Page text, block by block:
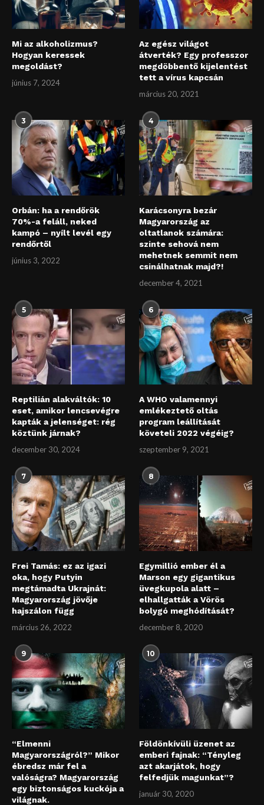
Mi az alkoholizmus?
Hogyan keressek
megoldást?
június 7, 2024
Az egész világot
átverték? Egy professzor
megdöbbentő kijelentést
tett a vírus kapcsán
március 20, 2021
3
Orbán: ha a rendőrök
70%-a feláll, neked
kampó – nyílt levél egy
rendőrtől
június 3, 2022
4
Karácsonyra bezár
Magyarország az
oltatlanok számára:
szinte sehová nem
mehetnek semmit nem
csinálhatnak majd?!
december 4, 2021
5
Reptilián alakváltók: 10
eset, amikor lencsevégre
kapták a jelenséget: rég
köztünk járnak?
december 30, 2024
6
A WHO valamennyi
emlékeztető oltás
program leállítását
követeli 2022 végéig?
szeptember 9, 2021
7
Frei Tamás: ez az igazi
oka, hogy Putyin
megtámadta Ukrajnát:
Magyarország jövője
hajszálon függ
március 26, 2022
8
Egymillió ember él a
Marson egy gigantikus
üvegkupola alatt –
elhallgatták a Vörös
bolygó meghódítását?
december 8, 2020
9
“Elmenni
Magyarországról?” Mikor
ébredsz már fel a
valóságra? Magyarország
egy biztonságos kuckója a
világnak.
10
Földönkívüli üzenet az
emberi fajnak: “Tényleg
azt akarjátok, hogy
felfedjük magunkat”?
január 30, 2020